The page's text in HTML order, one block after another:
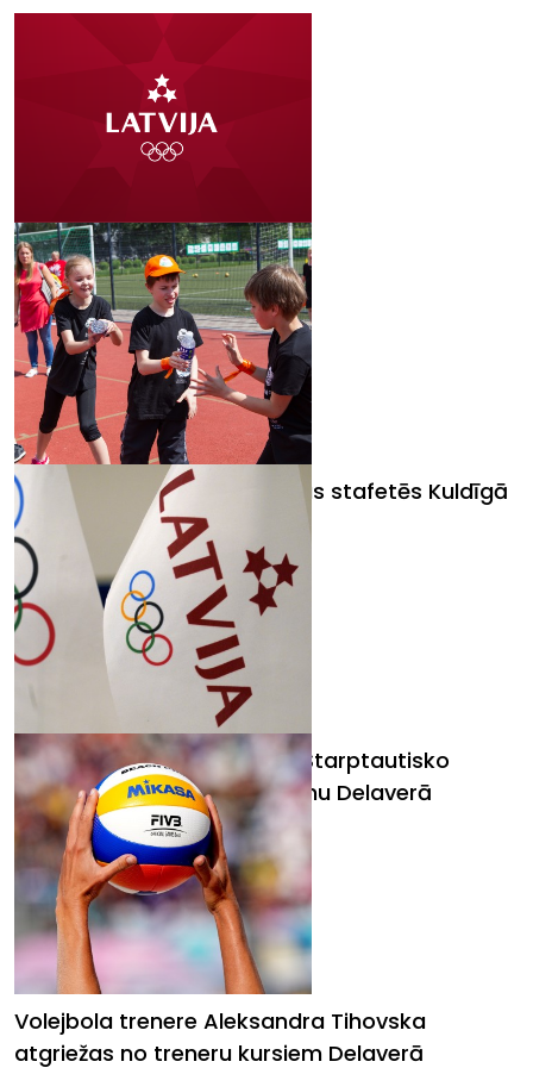
LGBS 2015: fotosiena
"Sporto visa klase" sacenšas stafetēs Kuldīgā
Andrejs Ostrovskis beidzis Starptautisko
treneru izglītības programmu Delaverā
Volejbola trenere Aleksandra Tihovska
atgriežas no treneru kursiem Delaverā